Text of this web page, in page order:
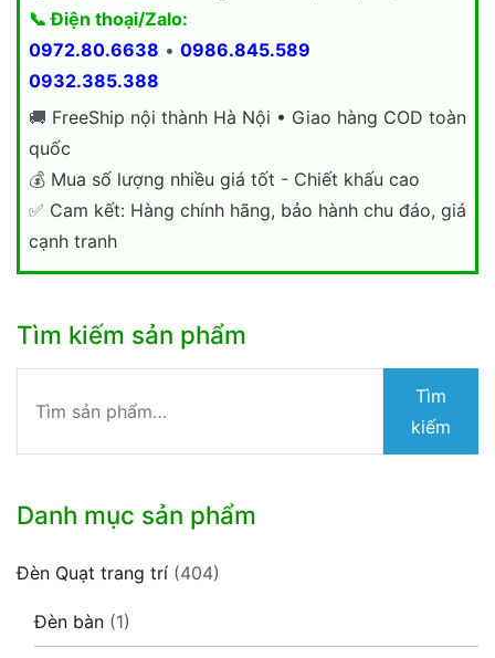
📞 Điện thoại/Zalo:
0972.80.6638 • 0986.845.589
0932.385.388
🚚 FreeShip nội thành Hà Nội • Giao hàng COD toàn
quốc
💰 Mua số lượng nhiều giá tốt - Chiết khấu cao
✅ Cam kết: Hàng chính hãng, bảo hành chu đáo, giá
cạnh tranh
Tìm kiếm sản phẩm
kiếm:
Tìm
kiếm
Danh mục sản phẩm
Đèn Quạt trang trí (404)
Đèn bàn (1)